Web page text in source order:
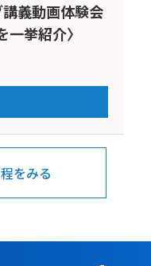
講義動画体験会
一挙紹介〉
をみる